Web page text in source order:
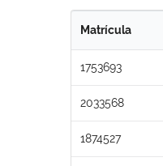
Matrícula
1753693
2033568
1874527